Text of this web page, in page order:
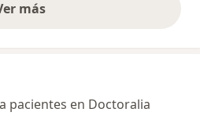
más
opiniones anteriores
pacientes en Doctoralia